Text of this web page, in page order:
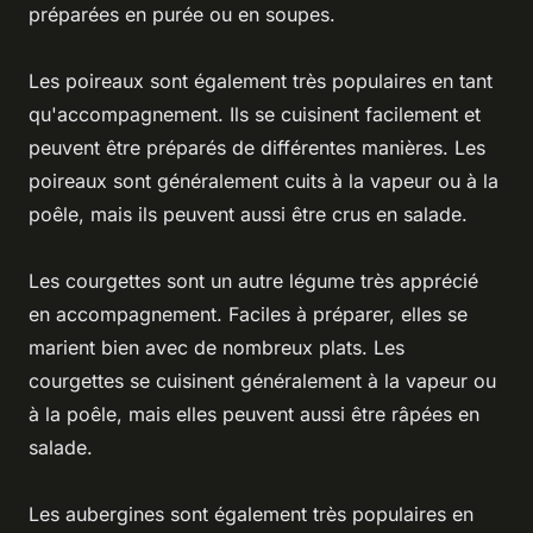
préparées en purée ou en soupes.
Les poireaux sont également très populaires en tant
qu'accompagnement. Ils se cuisinent facilement et
peuvent être préparés de différentes manières. Les
poireaux sont généralement cuits à la vapeur ou à la
poêle, mais ils peuvent aussi être crus en salade.
Les courgettes sont un autre légume très apprécié
en accompagnement. Faciles à préparer, elles se
marient bien avec de nombreux plats. Les
courgettes se cuisinent généralement à la vapeur ou
à la poêle, mais elles peuvent aussi être râpées en
salade.
Les aubergines sont également très populaires en